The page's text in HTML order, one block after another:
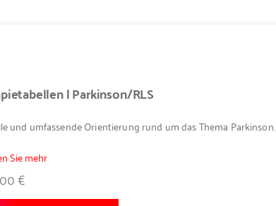
| Parkinson/RLS
und umfassende Orientierung rund um das Thema Parkinson.
Sie mehr
€